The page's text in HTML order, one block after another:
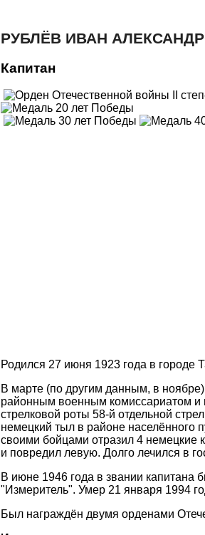
РУБЛЁВ ИВАН
Капитан
Родился 27 июня 1923 года в городе
В марте (по другим данным, в
районным военным комиссариатом и
стрелковой роты 58-й отдельной
немецкий тыл в районе населённого
своими бойцами отразил 4 немецкие
и повредил левую. Долго лечился в
В июне 1946 года в звании капитана
"Измеритель". Умер 21 января 1994
Был награждён двумя орденами